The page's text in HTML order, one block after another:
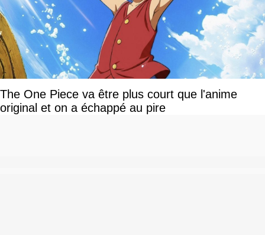
The One Piece va être plus court que l'anime
original et on a échappé au pire